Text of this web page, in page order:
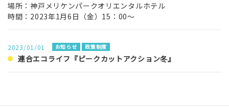
場所：神戸メリケンパークオリエンタルホテル
時間：2023年1月6日（金）15：00～
2023/01/01 お知らせ 政策制度
連合エコライフ『ピークカットアクション冬』